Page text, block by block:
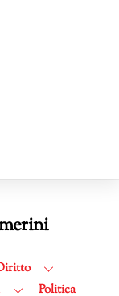
Politica